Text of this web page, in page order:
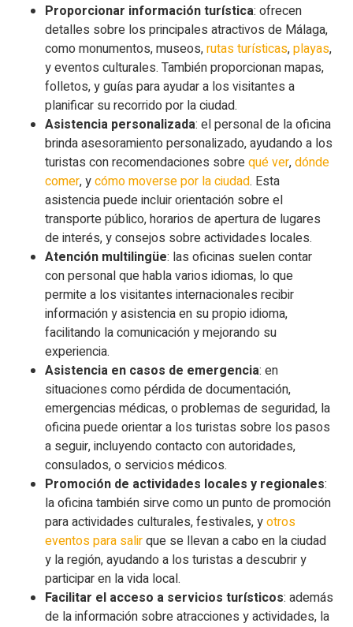
Proporcionar información turística: ofrecen
detalles sobre los principales atractivos de Málaga,
como monumentos, museos,rutas turísticas,playas,
y eventos culturales. También proporcionan mapas,
folletos, y guías para ayudar a los visitantes a
planificar su recorrido por la ciudad.
Asistencia personalizada: el personal de la oficina
brinda asesoramiento personalizado, ayudando a los
turistas con recomendaciones sobrequé ver,dónde
comer, ycómo moverse por la ciudad. Esta
asistencia puede incluir orientación sobre el
transporte público, horarios de apertura de lugares
de interés, y consejos sobre actividades locales.
Atención multilingüe: las oficinas suelen contar
con personal que habla varios idiomas, lo que
permite a los visitantes internacionales recibir
información y asistencia en su propio idioma,
facilitando la comunicación y mejorando su
experiencia.
Asistencia en casos de emergencia: en
situaciones como pérdida de documentación,
emergencias médicas, o problemas de seguridad, la
oficina puede orientar a los turistas sobre los pasos
a seguir, incluyendo contacto con autoridades,
consulados, o servicios médicos.
Promoción de actividades locales y regionales:
la oficina también sirve como un punto de promoción
para actividades culturales, festivales, yotros
eventos para salirque se llevan a cabo en la ciudad
y la región, ayudando a los turistas a descubrir y
participar en la vida local.
Facilitar el acceso a servicios turísticos: además
de la información sobre atracciones y actividades, la